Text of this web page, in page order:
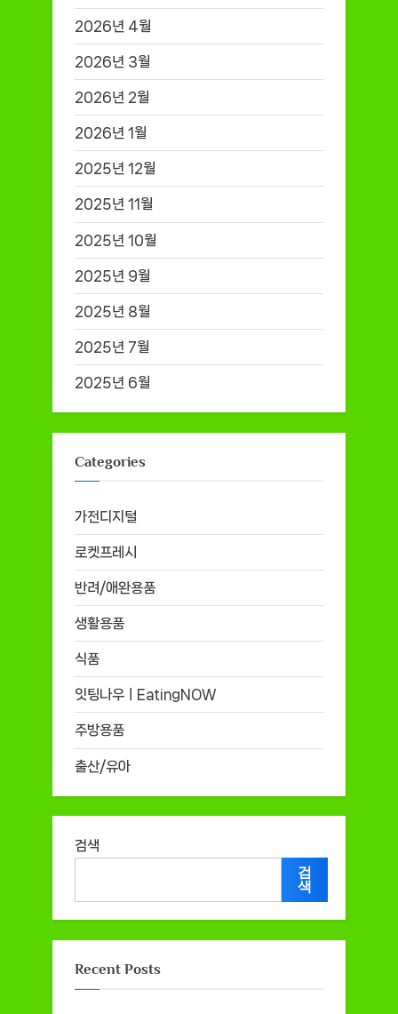
2026년 4월
2026년 3월
2026년 2월
2026년 1월
2025년 12월
2025년 11월
2025년 10월
2025년 9월
2025년 8월
2025년 7월
2025년 6월
Categories
가전디지털
로켓프레시
반려/애완용품
생활용품
식품
잇팅나우ㅣEatingNOW
주방용품
출산/유아
검색
검
색
Recent Posts